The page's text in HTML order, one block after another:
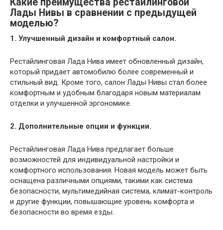
Какие преимущества рестайлинговой
Лады Нивы в сравнении с предыдущей
моделью?
1. Улучшенный дизайн и комфортный салон.
Рестайлинговая Лада Нива имеет обновленный дизайн,
который придает автомобилю более современный и
стильный вид. Кроме того, салон Лады Нивы стал более
комфортным и удобным благодаря новым материалам
отделки и улучшенной эргономике.
2. Дополнительные опции и функции.
Рестайлинговая Лада Нива предлагает больше
возможностей для индивидуальной настройки и
комфортного использования. Новая модель может быть
оснащена различными опциями, такими как система
безопасности, мультимедийная система, климат-контроль
и другие функции, повышающие уровень комфорта и
безопасности во время езды.